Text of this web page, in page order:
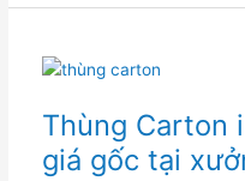
Thùng Carton
giá gốc tại
Thùng
Carton
khổ
lớn
giá
gốc